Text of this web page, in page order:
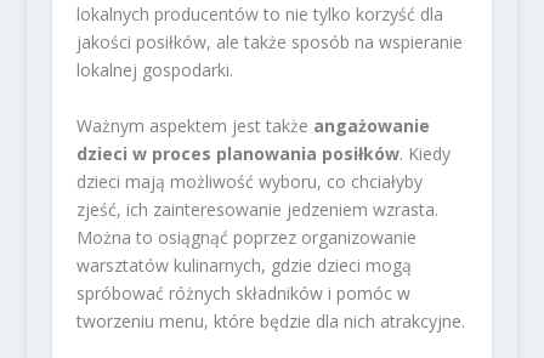
lokalnych producentów to nie tylko korzyść dla
jakości posiłków, ale także sposób na wspieranie
lokalnej gospodarki.
Ważnym aspektem jest także angażowanie
dzieci w proces planowania posiłków. Kiedy
dzieci mają możliwość wyboru, co chciałyby
zjeść, ich zainteresowanie jedzeniem wzrasta.
Można to osiągnąć poprzez organizowanie
warsztatów kulinarnych, gdzie dzieci mogą
spróbować różnych składników i pomóc w
tworzeniu menu, które będzie dla nich atrakcyjne.